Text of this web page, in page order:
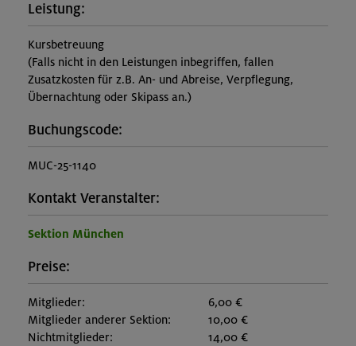
Leistung:
Kursbetreuung
(Falls nicht in den Leistungen inbegriffen, fallen
Zusatzkosten für z.B. An- und Abreise, Verpflegung,
Übernachtung oder Skipass an.)
Buchungscode:
MUC-25-1140
Kontakt Veranstalter:
Sektion München
Preise:
Mitglieder:
6,00 €
Mitglieder anderer Sektion:
10,00 €
Nichtmitglieder:
14,00 €